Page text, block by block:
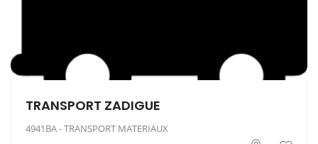
TRANSPORT ZADIGUE
4941BA - TRANSPORT MATERIAUX